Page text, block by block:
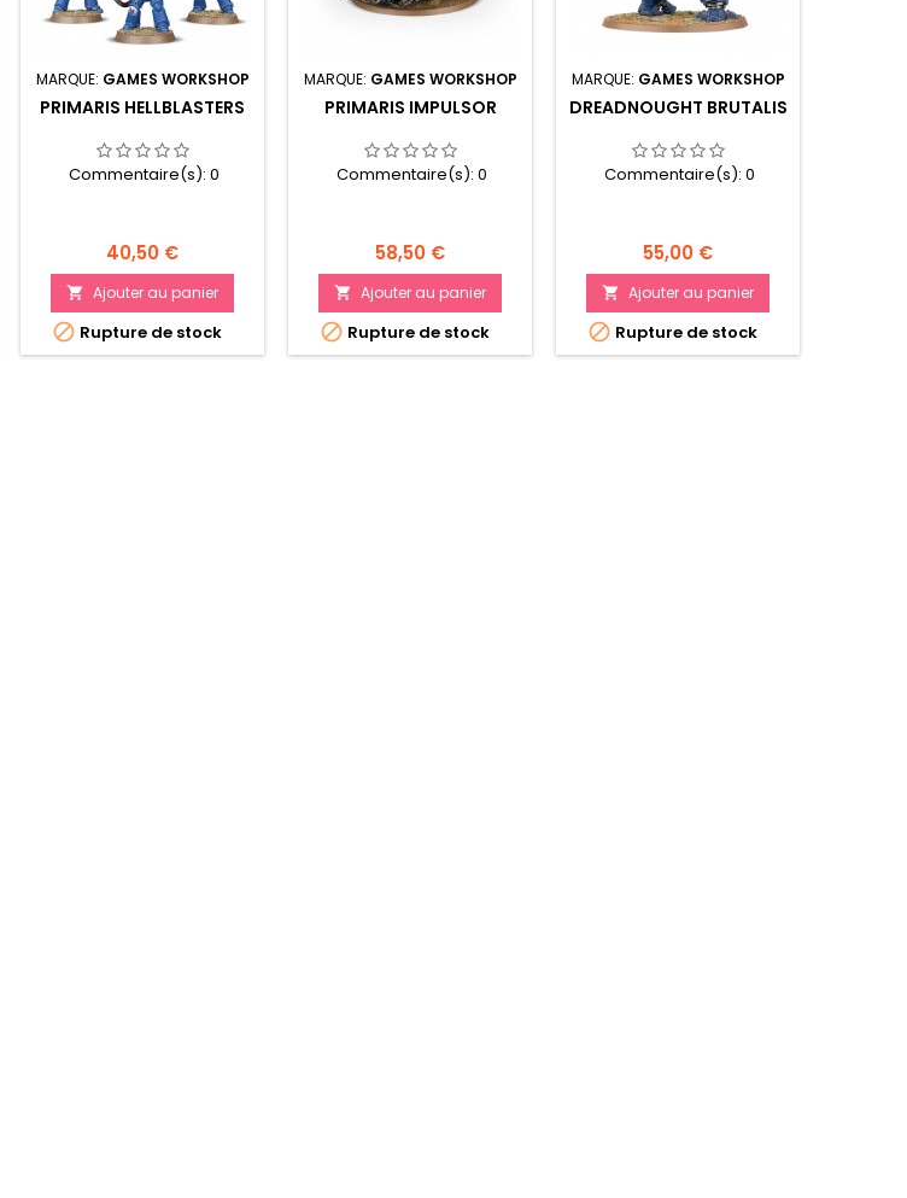
MARQUE: GAMES WORKSHOP
PRIMARIS HELLBLASTERS
Commentaire(s): 0
Prix
40,50 €
 Ajouter au panier
 Rupture de stock
MARQUE: GAMES WORKSHOP
PRIMARIS IMPULSOR
Commentaire(s): 0
Prix
58,50 €
 Ajouter au panier
 Rupture de stock
MARQUE: GAMES WORKSHOP
DREADNOUGHT BRUTALIS
Commentaire(s): 0
Prix
55,00 €
 Ajouter au panier
 Rupture de stock